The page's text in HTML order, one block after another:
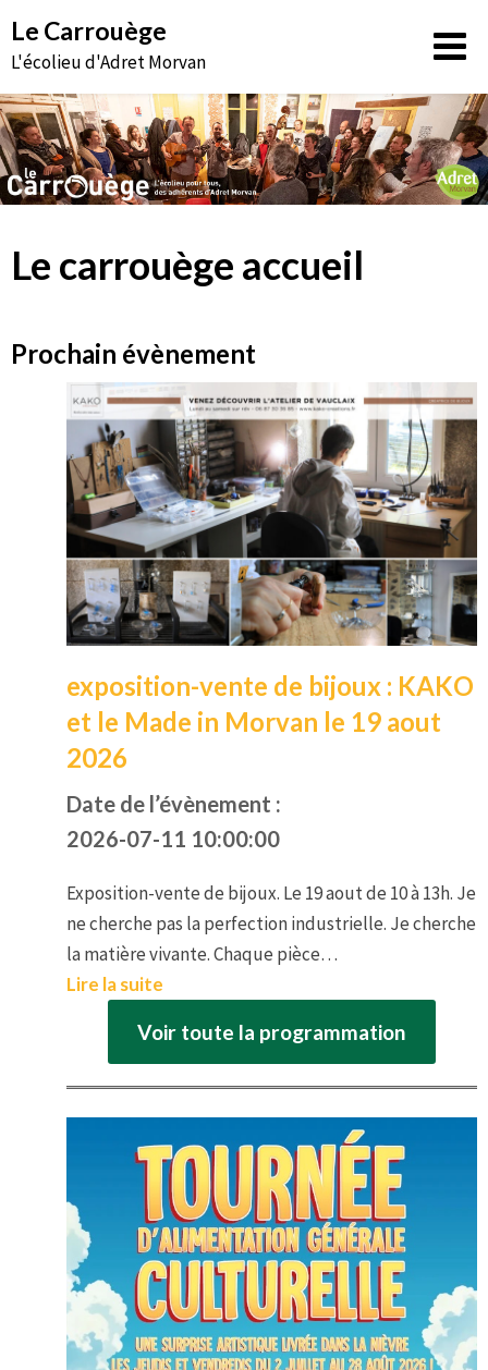
au
contenu
Le Carrouège
L'écolieu d'Adret Morvan
Le carrouège accueil
Prochain évènement
exposition-vente de bijoux : KAKO
et le Made in Morvan le 19 aout
2026
Date de l’évènement :
2026-07-11 10:00:00
Exposition-vente de bijoux. Le 19 aout de 10 à 13h. Je
ne cherche pas la perfection industrielle. Je cherche
la matière vivante. Chaque pièce…
Lire la suite
Voir toute la programmation